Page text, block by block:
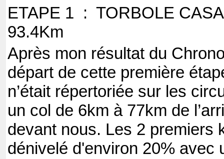
ETAPE 1 : TORBOLE
93.4Km
Après mon résultat du
départ de cette première
n’était répertoriée sur les
un col de 6km à 77km de
devant nous. Les 2 premiers
dénivelé d'environ 20% avec